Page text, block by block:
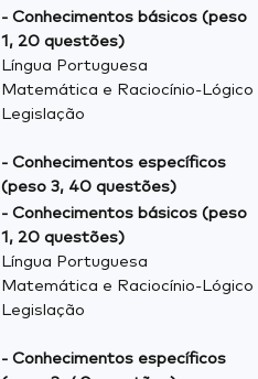
- Conhecimentos básicos (peso
1, 20 questões)
Língua Portuguesa
Matemática e Raciocínio-Lógico
Legislação
- Conhecimentos específicos
(peso 3, 40 questões)
- Conhecimentos básicos (peso
1, 20 questões)
Língua Portuguesa
Matemática e Raciocínio-Lógico
Legislação
- Conhecimentos específicos